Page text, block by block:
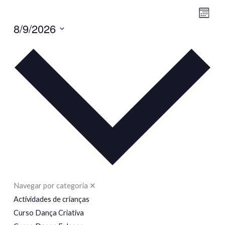
Mês
8/9/2026
data.
Navegar por categoria ✕
Actividades de crianças
Curso Dança Criativa